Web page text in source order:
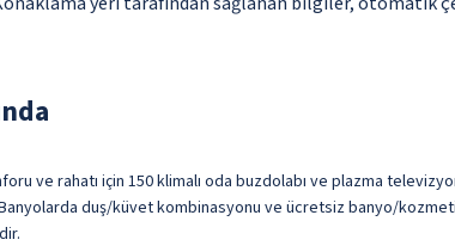
ve rahatı için 150 klimalı oda buzdolabı ve plazma
Banyolarda duş/küvet kombinasyonu ve ücretsiz banyo/